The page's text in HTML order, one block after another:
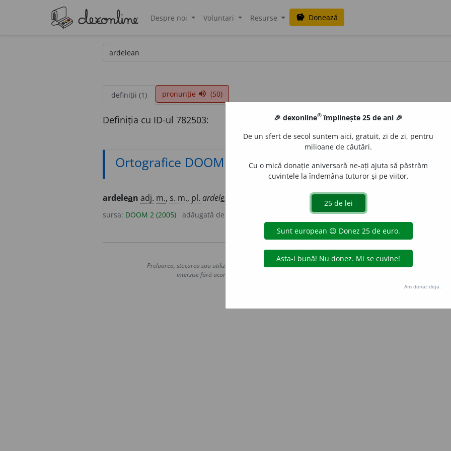
Despre noi Voluntari Resurse savings Donează
definiții (1) pronunție volume_up (50)
Definiția cu ID-ul 782503:
Ortografice DOOM
ardelean adj. m., s. m., pl. ardeleni; ardelene
sursa: DOOM 2 (2005) adăugată de
Copyright © 2004-2026 dexonline (https://dexonline.ro)
Preluarea, stocarea sau utilizarea datelor de pe acest site, inclusiv prin orice metode de extragere automată
interzise fără acordul nostru prealabil scris, cu excepția seturilor de date oferite oficial spre utilizare
Hosterion
🎉 dexonline® împlinește 25 de ani 🎉
De un sfert de secol suntem aici, gratuit, zi de zi, pentru
milioane de căutări.
Cu o mică donație aniversară ne-ați ajuta să păstrăm
cuvintele la îndemâna tuturor și pe viitor.
Am donat deja.